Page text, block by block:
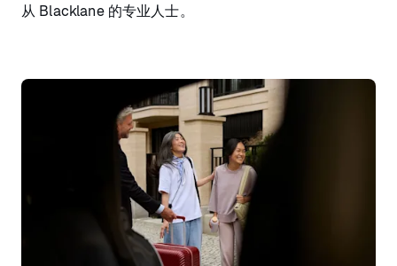
从 Blacklane 的专业人士。